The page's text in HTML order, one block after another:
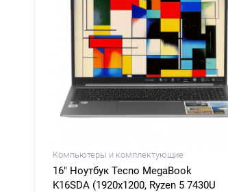
Компьютеры и комплектующие
16" Ноутбук Tecno MegaBook
K16SDA (1920x1200, Ryzen 5 7430U